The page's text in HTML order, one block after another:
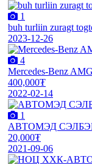
1
buh turliin zuragt
2023-12-26
4
Mercedes-Benz
400,000₮
2022-02-14
1
АВТОМЭД
20,000₮
2021-09-06